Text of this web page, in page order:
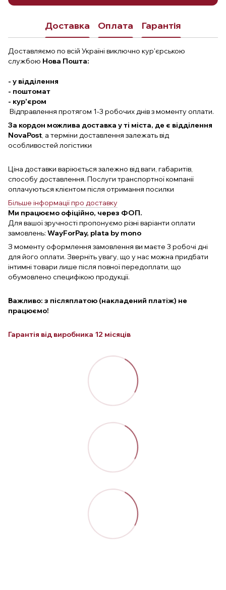
Доставка Оплата Гарантія
Доставляємо по всій Україні виключно кур'єрською
службою Нова Пошта:
- у відділення
- поштомат
- кур'єром
Відправлення протягом 1-3 робочих днів з моменту оплати.
За кордон можлива доставка у ті міста, де є відділення
NovaPost, а терміни доставлення залежать від
особливостей логістики
Ціна доставки варіюється залежно від ваги, габаритів,
способу доставлення. Послуги транспортної компанії
оплачуються клієнтом після отримання посилки
Більше інформації про доставку
Ми працюємо офіційно, через ФОП.
Для вашої зручності пропонуємо різні варіанти оплати
замовлень: WayForPay, plata by mono
З моменту оформлення замовлення ви маєте 3 робочі дні
для його оплати. Зверніть увагу, що у нас можна придбати
інтимні товари лише після повної передоплати, що
обумовлено специфікою продукції.
Важливо: з післяплатою (накладений платіж) не
працюємо!
Гарантія від виробника 12 місяців